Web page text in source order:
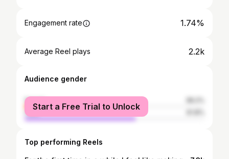
Engagement rate 1.74%
Average Reel plays 2.2k
Audience gender
female
male
Start a Free Trial to Unlock
Top performing Reels